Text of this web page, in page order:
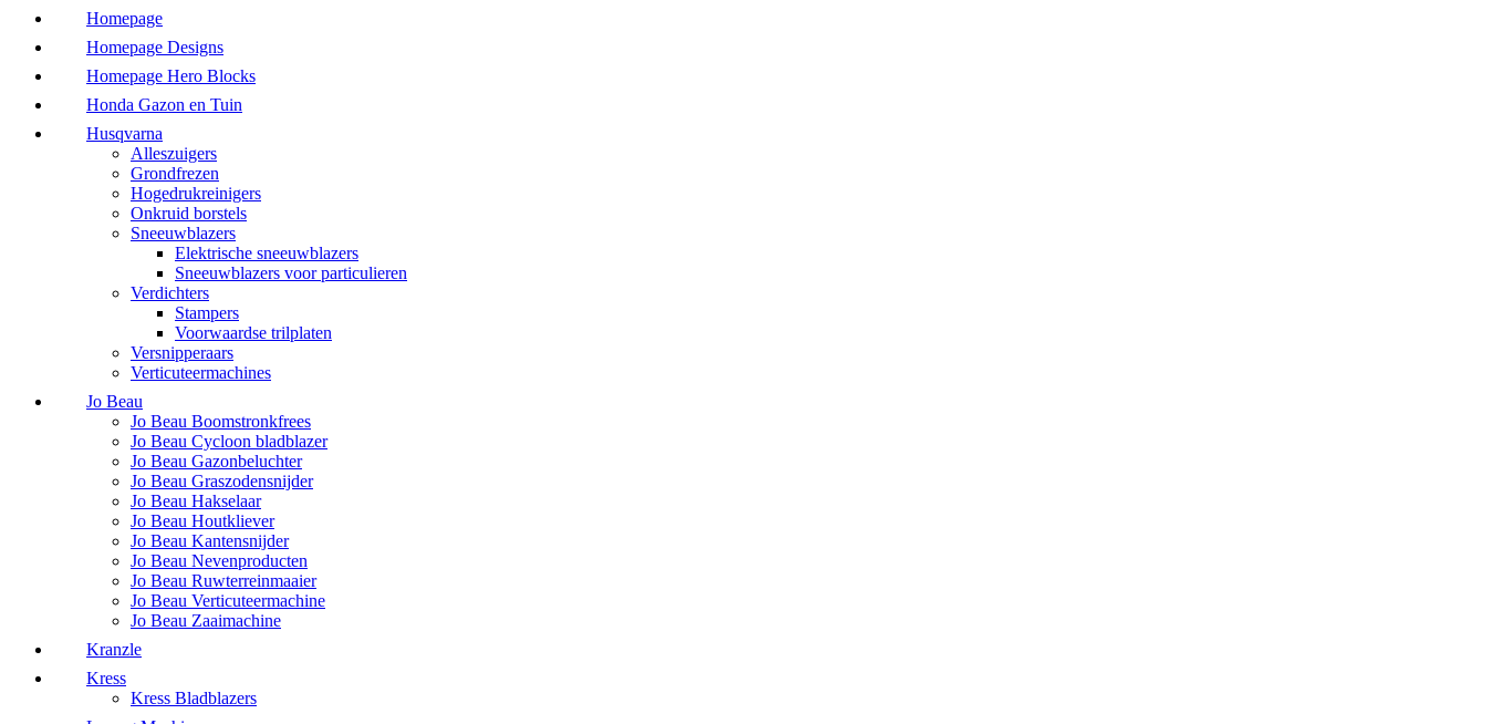
Homepage
Homepage Designs
Homepage Hero Blocks
Honda Gazon en Tuin
Husqvarna
Alleszuigers
Grondfrezen
Hogedrukreinigers
Onkruid borstels
Sneeuwblazers
Elektrische sneeuwblazers
Sneeuwblazers voor particulieren
Verdichters
Stampers
Voorwaardse trilplaten
Versnipperaars
Verticuteermachines
Jo Beau
Jo Beau Boomstronkfrees
Jo Beau Cycloon bladblazer
Jo Beau Gazonbeluchter
Jo Beau Graszodensnijder
Jo Beau Hakselaar
Jo Beau Houtkliever
Jo Beau Kantensnijder
Jo Beau Nevenproducten
Jo Beau Ruwterreinmaaier
Jo Beau Verticuteermachine
Jo Beau Zaaimachine
Kranzle
Kress
Kress Bladblazers